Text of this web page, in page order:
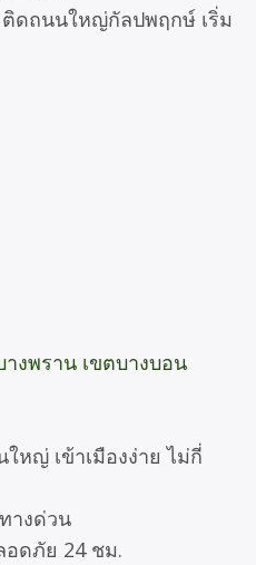
ดถนนใหญ่กัลปพฤกษ์ เริ่ม
งพราน เขตบางบอน
หญ่ เข้าเมืองง่าย ไม่กี่
างด่วน
อดภัย 24 ชม.